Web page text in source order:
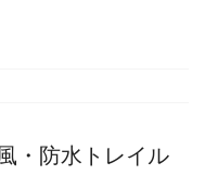
・防水トレイル